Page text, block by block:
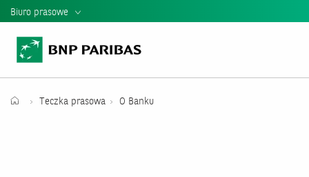
Biuro prasowe
Informacje Prasowe
Teczka PrasowaTeczka prasowa O Banku